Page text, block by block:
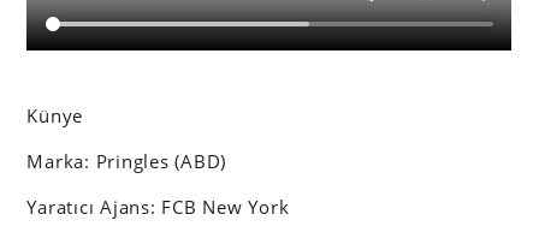
Künye
Marka: Pringles (ABD)
Yaratıcı Ajans: FCB New York